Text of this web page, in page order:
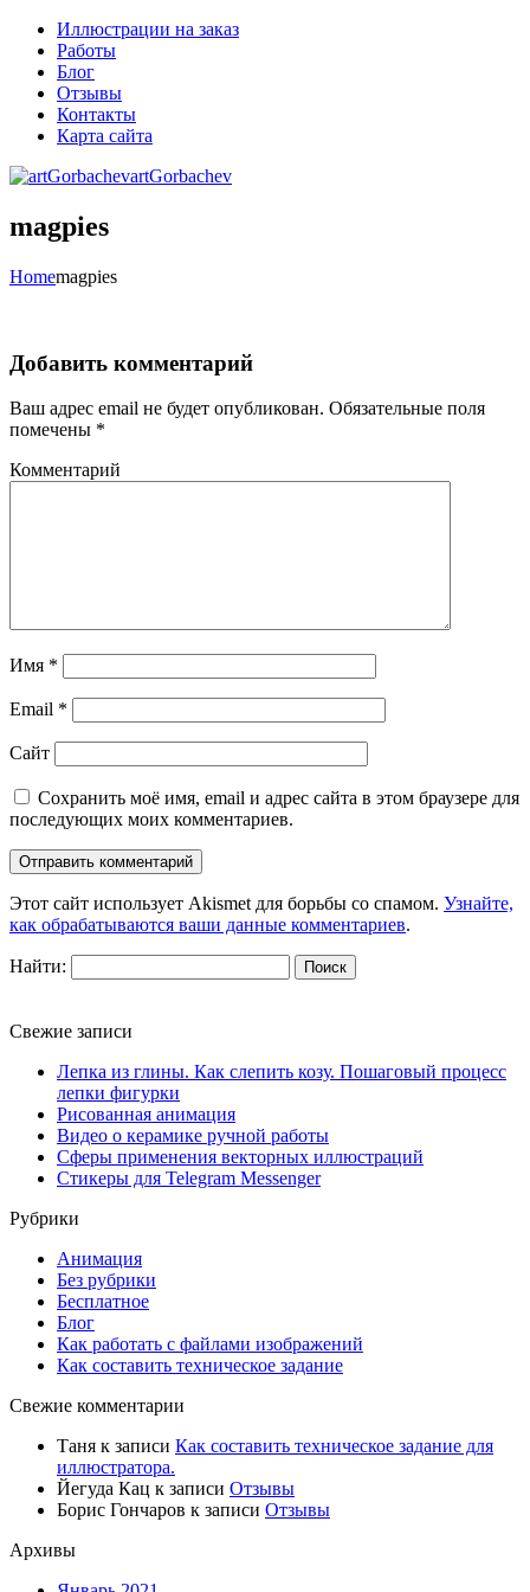
Иллюстрации на заказ
Работы
Блог
Отзывы
Контакты
Карта сайта
artGorbachev
magpies
Homemagpies
Добавить комментарий
Ваш адрес email не будет опубликован. Обязательные поля
помечены *
Комментарий
Имя *
Email *
Сайт
Сохранить моё имя, email и адрес сайта в этом браузере для
последующих моих комментариев.
Этот сайт использует Akismet для борьбы со спамом. Узнайте,
как обрабатываются ваши данные комментариев.
Найти:
Свежие записи
Лепка из глины. Как слепить козу. Пошаговый процесс
лепки фигурки
Рисованная анимация
Видео о керамике ручной работы
Сферы применения векторных иллюстраций
Стикеры для Telegram Messenger
Рубрики
Анимация
Без рубрики
Бесплатное
Блог
Как работать с файлами изображений
Как составить техническое задание
Свежие комментарии
Таня к записи Как составить техническое задание для
иллюстратора.
Йегуда Кац к записи Отзывы
Борис Гончаров к записи Отзывы
Архивы